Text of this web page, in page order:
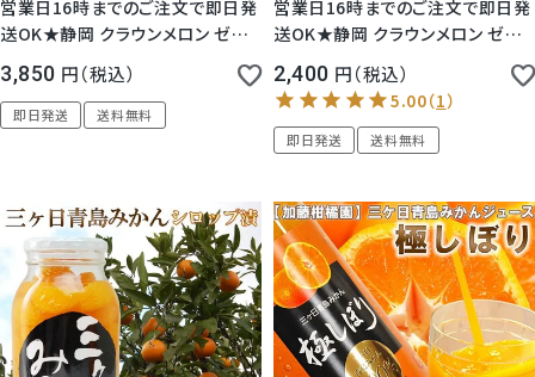
営業日16時までのご注文で即日発
送OK★静岡 クラウンメロン ゼリ
ク】
3,850 税込
即日発送 送料無料
営業日16時までのご注文で即日発
送OK★静岡 クラウンメロン ゼリ
ー エスト 2個セット (透明パック入
り)
2,400 税込
即日発送 送料無料